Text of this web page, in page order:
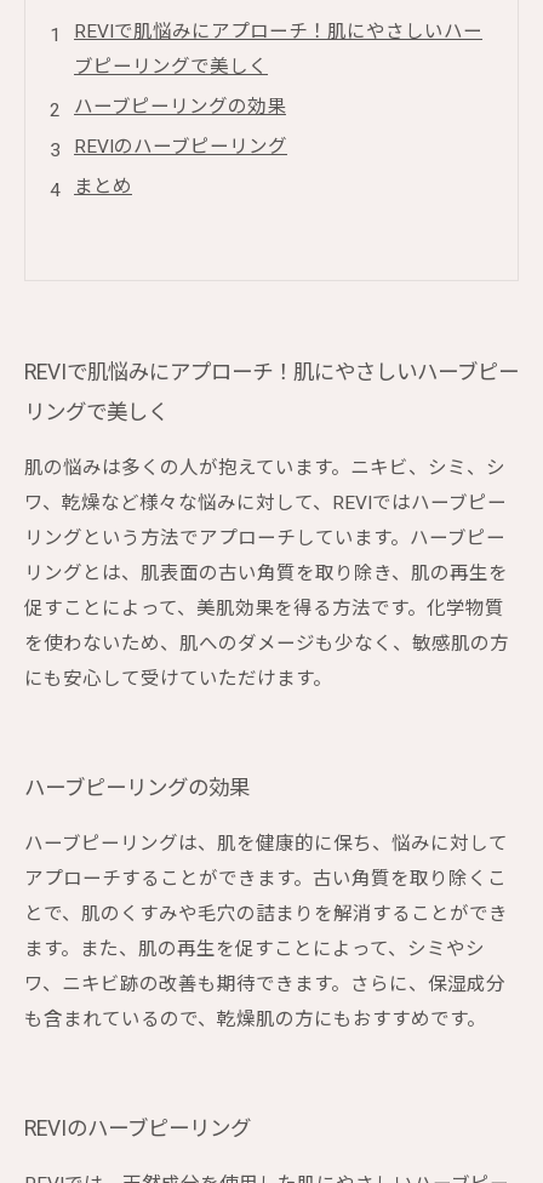
REVIで肌悩みにアプローチ！肌にやさしいハー
ブピーリングで美しく
ハーブピーリングの効果
REVIのハーブピーリング
まとめ
REVIで肌悩みにアプローチ！肌にやさしいハーブピー
リングで美しく
肌の悩みは多くの人が抱えています。ニキビ、シミ、シ
ワ、乾燥など様々な悩みに対して、REVIではハーブピー
リングという方法でアプローチしています。ハーブピー
リングとは、肌表面の古い角質を取り除き、肌の再生を
促すことによって、美肌効果を得る方法です。化学物質
を使わないため、肌へのダメージも少なく、敏感肌の方
にも安心して受けていただけます。
ハーブピーリングの効果
ハーブピーリングは、肌を健康的に保ち、悩みに対して
アプローチすることができます。古い角質を取り除くこ
とで、肌のくすみや毛穴の詰まりを解消することができ
ます。また、肌の再生を促すことによって、シミやシ
ワ、ニキビ跡の改善も期待できます。さらに、保湿成分
も含まれているので、乾燥肌の方にもおすすめです。
REVIのハーブピーリング